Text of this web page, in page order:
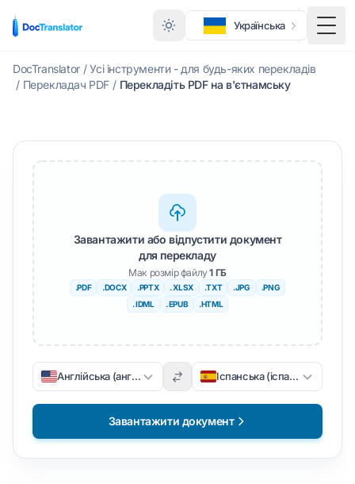
Українська
DocTranslator / Усі інструменти - для будь-яких перекладів
/ Перекладач PDF / Перекладіть PDF на в'єтнамську
Завантажити або відпустити документ
для перекладу
Мак розмір файлу1 ГБ
.PDF .DOCX .PPTX . XLSX .TXT .JPG
.PNG
. IDML
. EPUB .HTML
Англійська (англійська) Іспанська (іспанська)
Завантажити документ